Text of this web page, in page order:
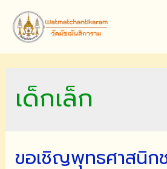
content
เด็กเล็ก
ขอเชิญพุทธศาสนิก